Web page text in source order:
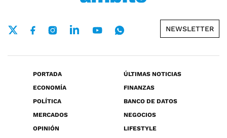
NEWSLETTER
PORTADA
ÚLTIMAS NOTICIAS
ECONOMÍA
FINANZAS
POLÍTICA
BANCO DE DATOS
MERCADOS
NEGOCIOS
OPINIÓN
LIFESTYLE